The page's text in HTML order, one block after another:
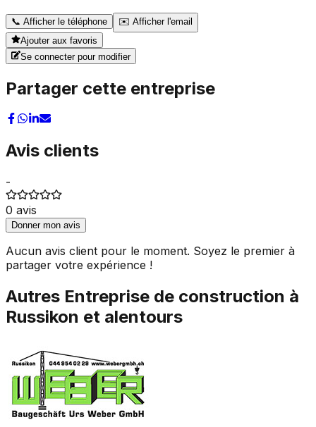
📞 Afficher le téléphone ✉️ Afficher l'email
Ajouter aux favoris
Se connecter pour modifier
Partager cette entreprise
Avis clients
-
0 avis
Donner mon avis
Aucun avis client pour le moment. Soyez le premier à
partager votre expérience !
Autres Entreprise de construction à
Russikon et alentours